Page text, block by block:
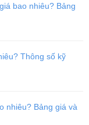
bao nhiêu? Bảng
Thông số kỹ
nhiêu? Bảng giá và